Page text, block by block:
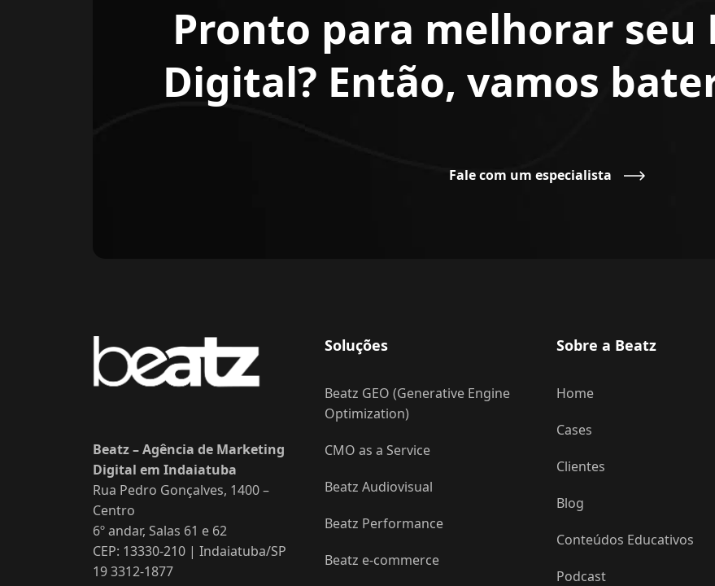
Pronto para melhorar
Digital? Então, vamos
Fale com um especialista
Beatz – Agência de Marketing
Digital em Indaiatuba
Rua Pedro Gonçalves, 1400 –
Centro
6º andar, Salas 61 e 62
CEP: 13330-210 | Indaiatuba/SP
19 3312-1877
Soluções
Beatz GEO (Generative Engine
Optimization)
CMO as a Service
Beatz Audiovisual
Beatz Performance
Beatz e-commerce
Sobre a Beatz
Home
Cases
Clientes
Blog
Conteúdos Educativos
Podcast